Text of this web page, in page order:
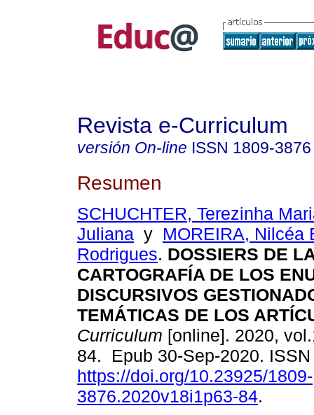
Revista e-Curriculum
versión On-line ISSN 1809-3876
Resumen
SCHUCHTER, Terezinha
Juliana y MOREIRA, Nilcéa
Rodrigues. DOSSIERS DE
CARTOGRAFÍA DE LOS
DISCURSIVOS
TEMÁTICAS DE LOS
Curriculum [online]. 2020,
84. Epub 30-Sep-2020.
https://doi.org/10.23925/1809-
3876.2020v18i1p63-84.